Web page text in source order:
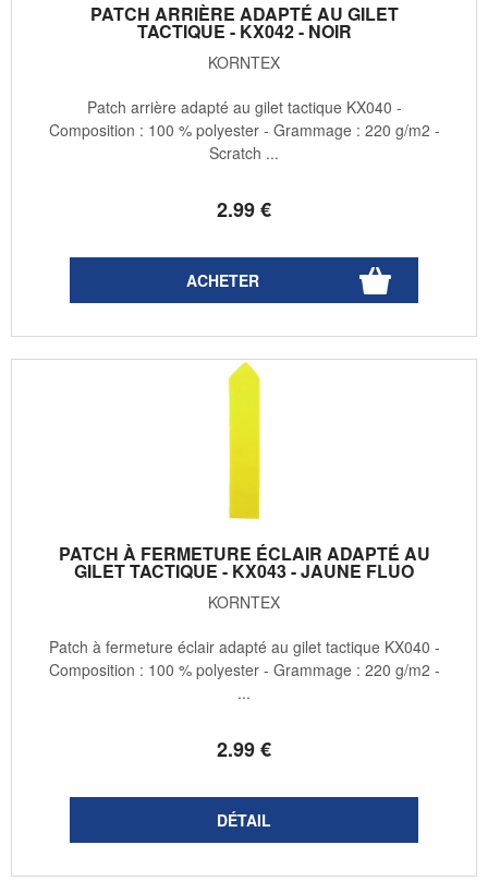
PATCH ARRIÈRE ADAPTÉ AU GILET
TACTIQUE - KX042 - NOIR
KORNTEX
2.99€
Patch arrière adapté au gilet tactique KX040 -
Composition : 100 % polyester - Grammage : 220 g/m2 -
Scratch ...
PATCH À FERMETURE ÉCLAIR ADAPTÉ AU
GILET TACTIQUE - KX043 - JAUNE FLUO
KORNTEX
2.99€
Patch à fermeture éclair adapté au gilet tactique KX040 -
Composition : 100 % polyester - Grammage : 220 g/m2 -
...